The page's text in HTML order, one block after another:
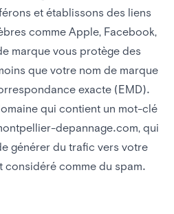
et établissons des liens
comme Apple, Facebook,
marque vous protège des
que votre nom de marque
exacte (EMD).
qui contient un mot-clé
depannage.com, qui
générer du trafic vers votre
considéré comme du spam.